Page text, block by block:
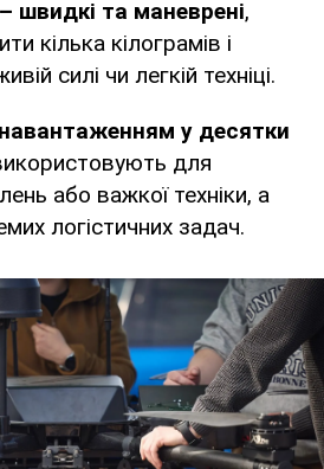
швидкі та маневрені,
кілька кілограмів і
силі чи легкій техніці.
у десятки
для
або важкої техніки, а
логістичних задач.